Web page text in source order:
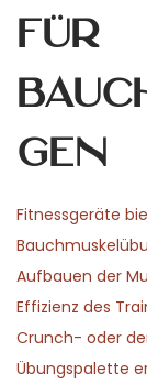
für
gen
Fitnessgeräte
Aufbauen der
Effizienz des
Crunch- oder
Übungspalette